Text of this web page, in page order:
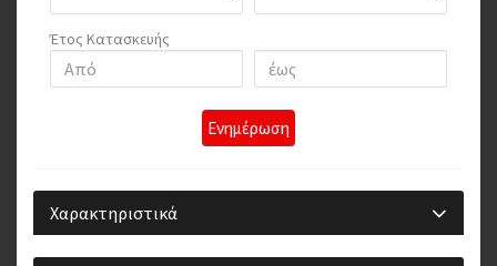
Έτος Κατασκευής
Ενημέρωση
Χαρακτηριστικά